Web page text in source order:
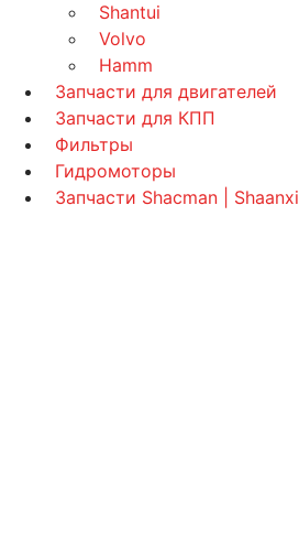
Shantui
Volvo
Hamm
Запчасти для двигателей
Запчасти для КПП
Фильтры
Гидромоторы
Запчасти Shacman | Shaanxi